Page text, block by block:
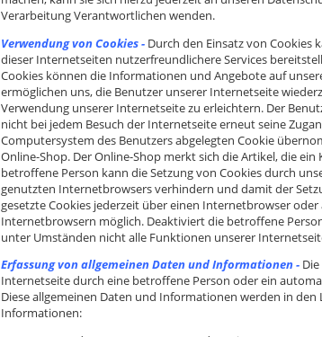
Verarbeitung Verantwortlichen wenden.
Verwendung von Cookies - Durch den Einsatz von
dieser Internetseiten nutzerfreundlichere Services
Cookies können die Informationen und Angebote auf
ermöglichen uns, die Benutzer unserer Internetseite
Verwendung unserer Internetseite zu erleichtern. Der
nicht bei jedem Besuch der Internetseite erneut seine
Computersystem des Benutzers abgelegten Cookie
Online-Shop. Der Online-Shop merkt sich die Artikel, die
betroffene Person kann die Setzung von Cookies durch
genutzten Internetbrowsers verhindern und damit der
gesetzte Cookies jederzeit über einen Internetbrowser
Internetbrowsern möglich. Deaktiviert die betroffene
unter Umständen nicht alle Funktionen unserer
Erfassung von allgemeinen Daten und Informationen -
Internetseite durch eine betroffene Person oder ein
Diese allgemeinen Daten und Informationen werden in
Informationen: